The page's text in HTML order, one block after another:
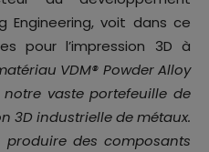
Engineering, voit dans ce
pour l’impression 3D à
VDM® Powder Alloy
vaste portefeuille de
3D industrielle de métaux.
des composants